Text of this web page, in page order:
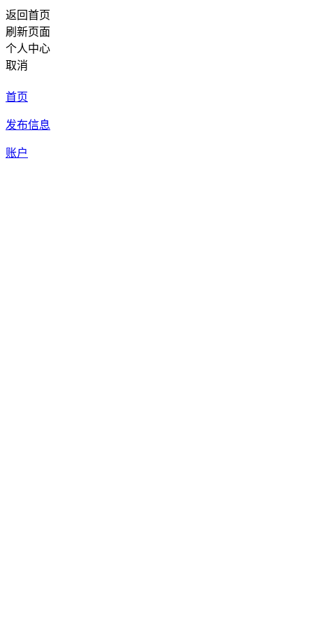
返回首页
刷新页面
个人中心
取消
首页
发布信息
账户